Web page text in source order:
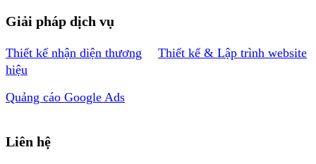
Giải pháp dịch vụ
Thiết kế nhận diện thương
hiệu
Thiết kế & Lập trình website
Quảng cáo Google Ads
Liên hệ